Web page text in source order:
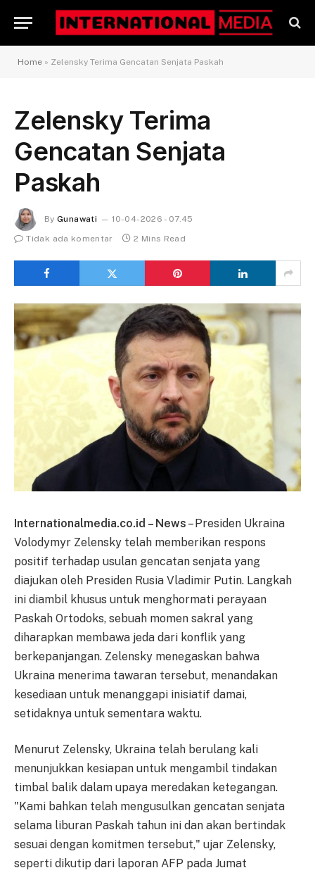
Home » Zelensky Terima Gencatan Senjata Paskah
Zelensky Terima
Gencatan Senjata
Paskah
By Gunawati
10-04-2026 - 07.45
Tidak ada komentar
2 Mins Read
Internationalmedia.co.id – News – Presiden Ukraina
Volodymyr Zelensky telah memberikan respons
positif terhadap usulan gencatan senjata yang
diajukan oleh Presiden Rusia Vladimir Putin. Langkah
ini diambil khusus untuk menghormati perayaan
Paskah Ortodoks, sebuah momen sakral yang
diharapkan membawa jeda dari konflik yang
berkepanjangan. Zelensky menegaskan bahwa
Ukraina menerima tawaran tersebut, menandakan
kesediaan untuk menanggapi inisiatif damai,
setidaknya untuk sementara waktu.
Menurut Zelensky, Ukraina telah berulang kali
menunjukkan kesiapan untuk mengambil tindakan
timbal balik dalam upaya meredakan ketegangan.
"Kami bahkan telah mengusulkan gencatan senjata
selama liburan Paskah tahun ini dan akan bertindak
sesuai dengan komitmen tersebut," ujar Zelensky,
seperti dikutip dari laporan AFP pada Jumat